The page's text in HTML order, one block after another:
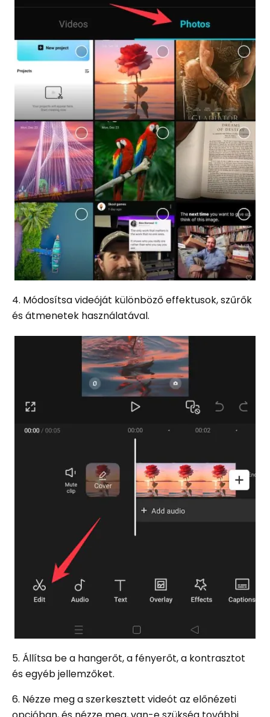
4. Módosítsa videóját különböző effektusok, szűrők
és átmenetek használatával.
5. Állítsa be a hangerőt, a fényerőt, a kontrasztot
és egyéb jellemzőket.
6. Nézze meg a szerkesztett videót az előnézeti